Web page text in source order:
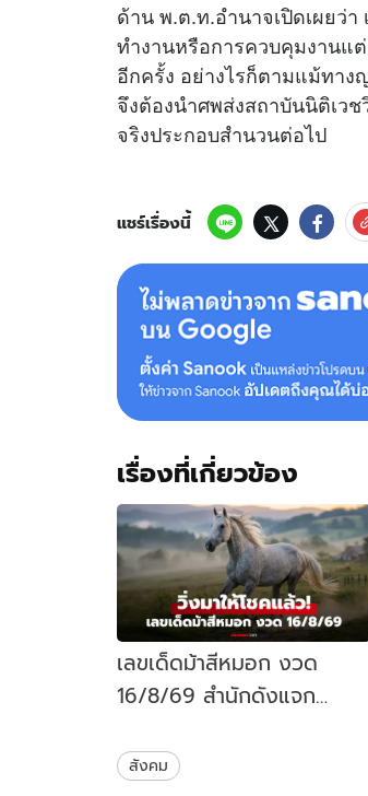
ด้าน พ.ต.ท.อำนาจเปิดเผยว่
ทำงานหรือการควบคุมงานแ
อีกครั้ง อย่างไรก็ตามแม้ทาง
จึงต้องนำศพส่งสถาบันนิติเว
จริงประกอบสำนวนต่อไป
แชร์เรื่องนี้
เรื่องที่เกี่ยวข้อง
เลขเด็ดม้าสีหมอก งวด
16/8/69 สำนักดังแจก
69สังคม